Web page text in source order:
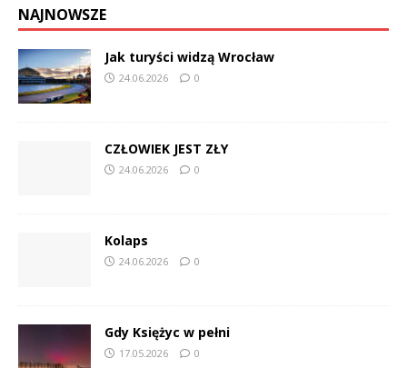
NAJNOWSZE
Jak turyści widzą Wrocław
24.06.2026 0
CZŁOWIEK JEST ZŁY
24.06.2026 0
Kolaps
24.06.2026 0
Gdy Księżyc w pełni
17.05.2026 0